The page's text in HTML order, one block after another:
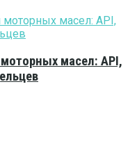
масел: API,